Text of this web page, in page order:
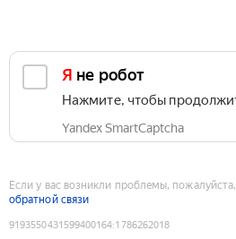
Я не робот
Нажмите, чтобы
Yandex SmartCaptcha
Если у вас возникли проблемы,
обратной связи
9193550431599400164:1786262018